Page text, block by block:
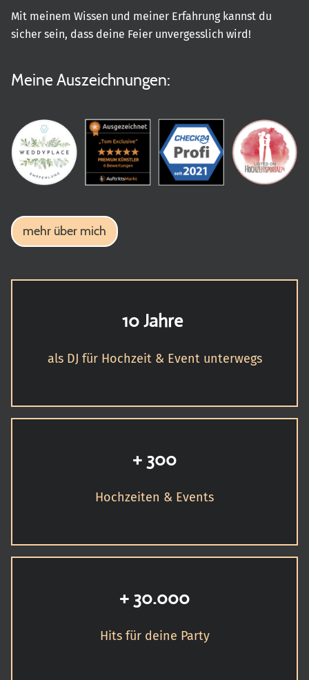
Mit meinem Wissen und meiner Erfahrung kannst du
sicher sein, dass deine Feier unvergesslich wird!
Meine Auszeichnungen:
mehr über mich
10 Jahre
als DJ für Hochzeit & Event unterwegs
+ 300
Hochzeiten & Events
+ 30.000
Hits für deine Party